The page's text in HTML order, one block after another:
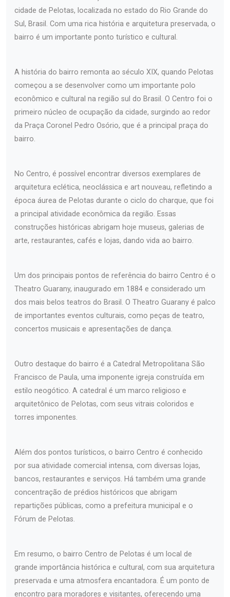
cidade de Pelotas, localizada no estado do Rio Grande do
Sul, Brasil. Com uma rica história e arquitetura preservada, o
bairro é um importante ponto turístico e cultural.
A história do bairro remonta ao século XIX, quando Pelotas
começou a se desenvolver como um importante polo
econômico e cultural na região sul do Brasil. O Centro foi o
primeiro núcleo de ocupação da cidade, surgindo ao redor
da Praça Coronel Pedro Osório, que é a principal praça do
bairro.
No Centro, é possível encontrar diversos exemplares de
arquitetura eclética, neoclássica e art nouveau, refletindo a
época áurea de Pelotas durante o ciclo do charque, que foi
a principal atividade econômica da região. Essas
construções históricas abrigam hoje museus, galerias de
arte, restaurantes, cafés e lojas, dando vida ao bairro.
Um dos principais pontos de referência do bairro Centro é o
Theatro Guarany, inaugurado em 1884 e considerado um
dos mais belos teatros do Brasil. O Theatro Guarany é palco
de importantes eventos culturais, como peças de teatro,
concertos musicais e apresentações de dança.
Outro destaque do bairro é a Catedral Metropolitana São
Francisco de Paula, uma imponente igreja construída em
estilo neogótico. A catedral é um marco religioso e
arquitetônico de Pelotas, com seus vitrais coloridos e
torres imponentes.
Além dos pontos turísticos, o bairro Centro é conhecido
por sua atividade comercial intensa, com diversas lojas,
bancos, restaurantes e serviços. Há também uma grande
concentração de prédios históricos que abrigam
repartições públicas, como a prefeitura municipal e o
Fórum de Pelotas.
Em resumo, o bairro Centro de Pelotas é um local de
grande importância histórica e cultural, com sua arquitetura
preservada e uma atmosfera encantadora. É um ponto de
encontro para moradores e visitantes, oferecendo uma